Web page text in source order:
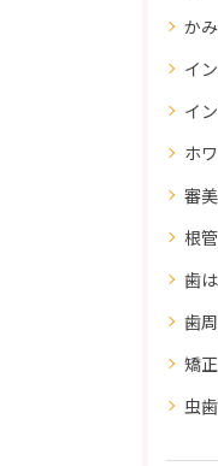
か
イ
イ
ホ
審美歯
根
歯
歯
矯
虫